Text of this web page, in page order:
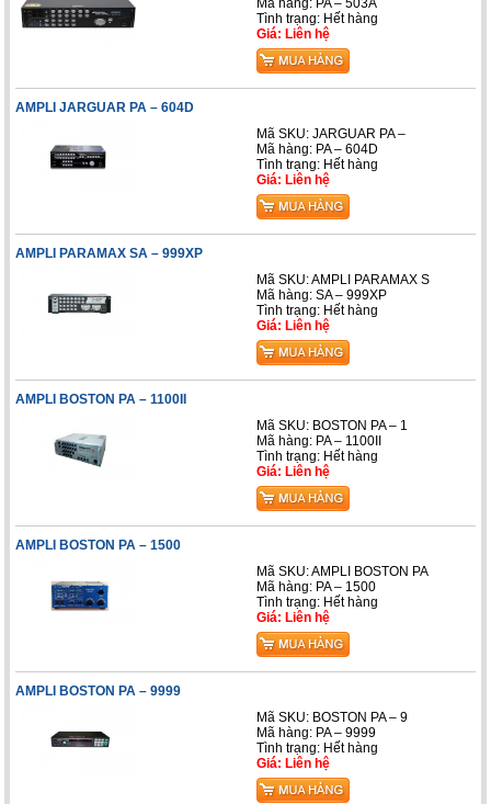
Tình trạng: Hết hàng
Giá: Liên hệ
AMPLI JARGUAR PA – 604D
Mã SKU: JARGUAR PA –
Mã hàng: PA – 604D
Tình trạng: Hết hàng
Giá: Liên hệ
AMPLI PARAMAX SA – 999XP
Mã SKU: AMPLI PARAMAX S
Mã hàng: SA – 999XP
Tình trạng: Hết hàng
Giá: Liên hệ
AMPLI BOSTON PA – 1100II
Mã SKU: BOSTON PA – 1
Mã hàng: PA – 1100II
Tình trạng: Hết hàng
Giá: Liên hệ
AMPLI BOSTON PA – 1500
Mã SKU: AMPLI BOSTON PA
Mã hàng: PA – 1500
Tình trạng: Hết hàng
Giá: Liên hệ
AMPLI BOSTON PA – 9999
Mã SKU: BOSTON PA – 9
Mã hàng: PA – 9999
Tình trạng: Hết hàng
Giá: Liên hệ